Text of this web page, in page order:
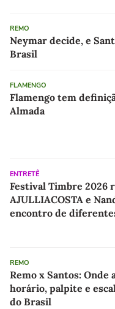
REMO
Neymar decide, e
Brasil
FLAMENGO
Flamengo tem
Almada
ENTRETÊ
Festival Timbre 2026
AJULLIACOSTA e
encontro de
REMO
Remo x Santos: Onde
horário, palpite e
do Brasil